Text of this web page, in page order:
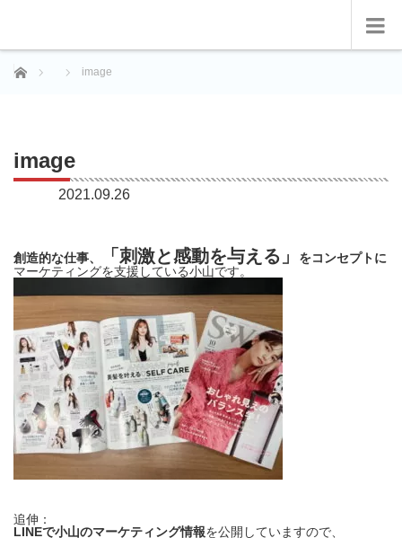
ホーム image
image
2021.09.26
創造的な仕事、 「刺激と感動を与える」
をコンセプトに
マーケティングを支援している小山です。
追伸：
LINEで小山のマーケティング情報を公開していますので、